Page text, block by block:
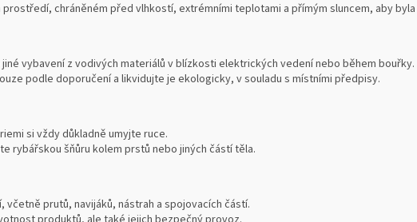
chráněném před vlhkostí, extrémními teplotami a přímým sluncem, aby
vybavení z vodivých materiálů v blízkosti elektrických vedení nebo během bouřky.
podle doporučení a likvidujte je ekologicky, v souladu s místními předpisy.
si vždy důkladně umyjte ruce.
rybářskou šňůru kolem prstů nebo jiných částí těla.
prutů, navijáků, nástrah a spojovacích částí.